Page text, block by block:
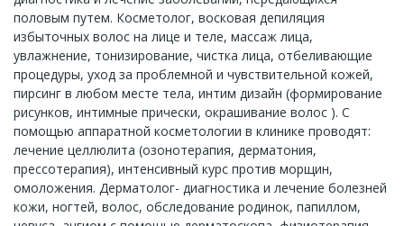
половым путем. Косметолог, восковая депиляция
избыточных волос на лице и теле, массаж лица,
увлажнение, тонизирование, чистка лица, отбеливающие
процедуры, уход за проблемной и чувствительной кожей,
пирсинг в любом месте тела, интим дизайн (формирование
рисунков, интимные прически, окрашивание волос ). С
помощью аппаратной косметологии в клинике проводят:
лечение целлюлита (озонотерапия, дерматония,
прессотерапия), интенсивный курс против морщин,
омоложения. Дерматолог- диагностика и лечение болезней
кожи, ногтей, волос, обследование родинок, папиллом,